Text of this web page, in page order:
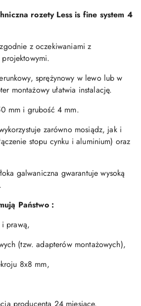
rozety Less is fine system 4
z oczekiwaniami z
sprężynowy w lewo lub w
montażowy ułatwia instalację.
mm i grubość 4 mm.
zarówno mosiądz, jak i
stopu cynku i aluminium) oraz
galwaniczna gwarantuje wysoką
Państwo :
prawą,
(tzw. adapterów montażowych),
8x8 mm,
producenta 24 miesiące.